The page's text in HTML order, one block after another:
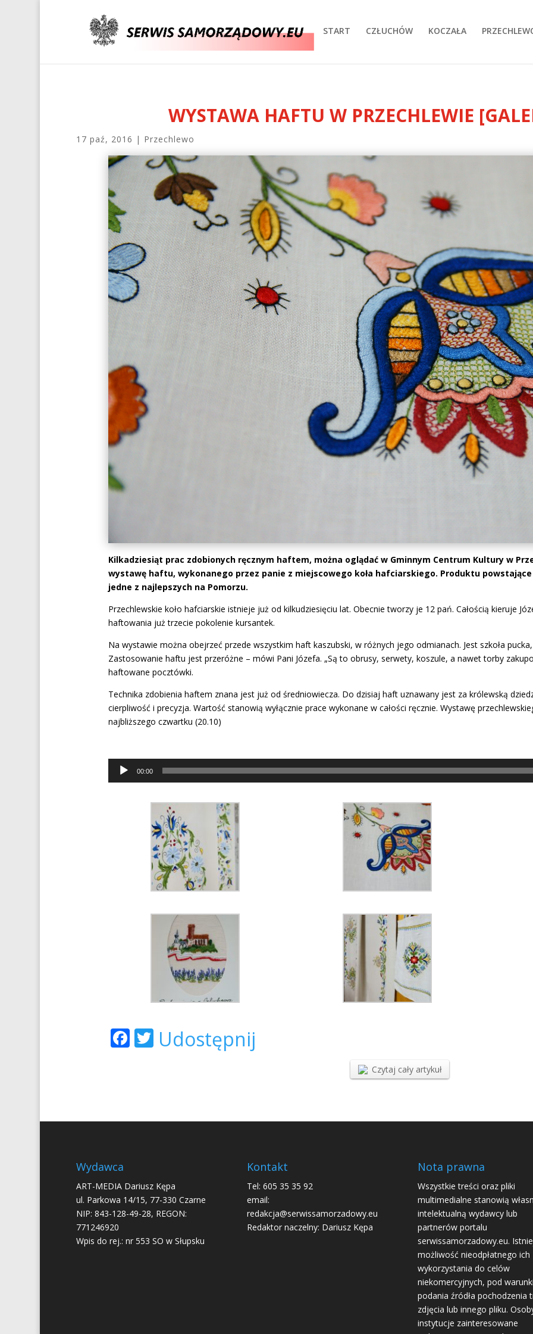
START CZŁUCHÓW KOCZAŁA
WYSTAWA HAFTU W PRZECHLEWIE
17 paź, 2016 | Przechlewo
Kilkadziesiąt prac zdobionych ręcznym haftem, można oglądać w Gminnym Centrum Kultury w
wystawę haftu, wykonanego przez panie z miejscowego koła hafciarskiego. Produktu
jedne z najlepszych na Pomorzu.
Przechlewskie koło hafciarskie istnieje już od kilkudziesięciu lat. Obecnie tworzy je 12 pań. Całością kieruje
haftowania już trzecie pokolenie kursantek.
Na wystawie można obejrzeć przede wszystkim haft kaszubski, w różnych jego odmianach. Jest szkoła
Zastosowanie haftu jest przeróżne – mówi Pani Józefa. „Są to obrusy, serwety, koszule, a nawet torby
haftowane pocztówki.
Technika zdobienia haftem znana jest już od średniowiecza. Do dzisiaj haft uznawany jest za królewską
cierpliwość i precyzja. Wartość stanowią wyłącznie prace wykonane w całości ręcznie. Wystawę
najbliższego czwartku (20.10)
Odtwarzacz
00:00
Facebook
Twitter
Udostępnij
Czytaj cały artykuł
Wydawca
ART-MEDIA Dariusz Kępa
ul. Parkowa 14/15, 77-330 Czarne
NIP: 843-128-49-28, REGON:
771246920
Wpis do rej.: nr 553 SO w Słupsku
Kontakt
Tel: 605 35 35 92
email:
redakcja@serwissamorzadowy.eu
Redaktor naczelny: Dariusz Kępa
Nota prawna
Wszystkie treści oraz pliki
multimedialne stanowią
intelektualną wydawcy lub
partnerów portalu
serwissamorzadowy.eu.
możliwość nieodpłatnego ich
wykorzystania do celów
niekomercyjnych, pod
podania źródła pochodzenia
zdjęcia lub innego pliku.
instytucje zainteresowane